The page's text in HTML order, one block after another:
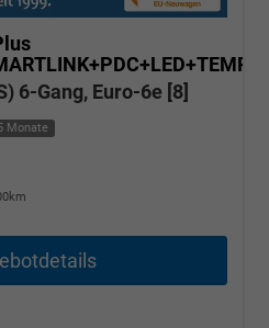
6-Gang, Euro-6e [8]
Monate